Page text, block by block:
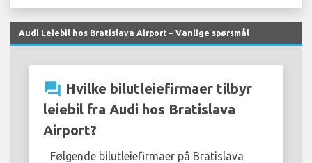
Audi Leiebil hos Bratislava Airport – Vanlige spørsmål
question_answer Hvilke bilutleiefirmaer tilbyr
leiebil fra Audi hos Bratislava
Airport?
Følgende bilutleiefirmaer på Bratislava